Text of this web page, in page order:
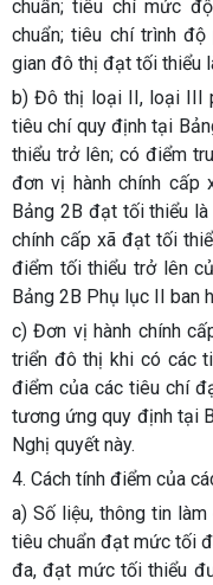
chuẩn; tiêu chí mức
chuẩn; tiêu chí trình
gian đô thị đạt tối thiểu
b) Đô thị loại II, loại III
tiêu chí quy định tại
thiểu trở lên; có điểm
đơn vị hành chính
Bảng 2B đạt tối thiểu
chính cấp xã đạt tối
điểm tối thiểu trở lên
Bảng 2B Phụ lục II ban
c) Đơn vị hành chính
triển đô thị khi có các
điểm của các tiêu chí
tương ứng quy định tại
Nghị quyết này.
4. Cách tính điểm của
a) Số liệu, thông tin
tiêu chuẩn đạt mức tối
đa, đạt mức tối thiểu